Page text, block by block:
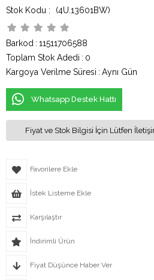
(4U.13601BW)
Barkod : 11511706588
Toplam Stok Adedi : 0
Kargoya Verilme Süresi : Aynı Gün
Whatsapp Destek Hattı
Fiyat ve Stok Bilgisi İçin Lütfen
Favorilere Ekle
İstek Listeme Ekle
Karşılaştır
İndirimli Ürün
Fiyat Düşünce Haber Ver